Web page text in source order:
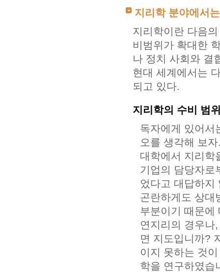
지리학 분야에서
지리학이란 다음
비범위가 확대한
나 정치 사회와 결
현대 세계에서는
되고 있다.
지리학의 수비 범
독자에게 있어서
오를 생각해 보자
대학에서 지리학
기업의 담당자로
었다고 대답하지
곤란하게도 상대
부분이기 때문에
연지리의 경우나
면 지도입니까?
이지 못하는 것
학을 연구하였습